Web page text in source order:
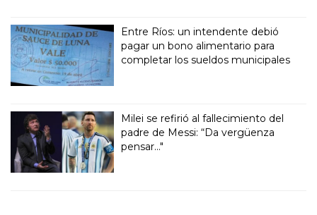
Entre Ríos: un intendente debió
pagar un bono alimentario para
completar los sueldos municipales
Milei se refirió al fallecimiento del
padre de Messi: “Da vergüenza
pensar..."